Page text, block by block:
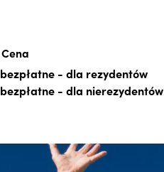
Cena
bezpłatne- dla rezydentów
bezpłatne- dla nierezydentów